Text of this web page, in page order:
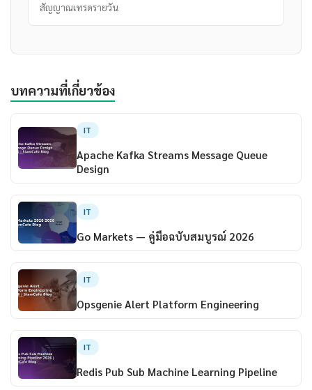
สัญญาณเทรดรายวัน
บทความที่เกี่ยวข้อง
IT
Apache Kafka Streams Message Queue
Design
IT
Go Markets — คู่มือฉบับสมบูรณ์ 2026
IT
Opsgenie Alert Platform Engineering
IT
Redis Pub Sub Machine Learning Pipeline